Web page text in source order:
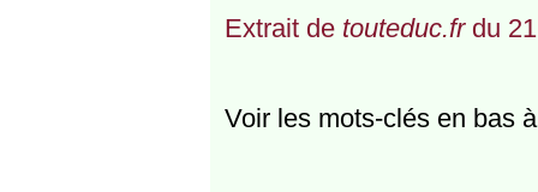
Extrait de touteduc.frdu
Voir les mots-clés en bas